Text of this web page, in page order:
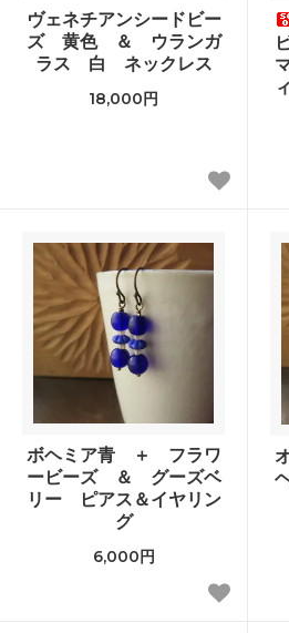
ヴェネチアンシードビー
ズ 黄色 ＆ ウランガ
ラス 白 ネックレス
18,000円
ボヘミア青 ＋ フラワ
ービーズ ＆ グーズベ
リー ピアス＆イヤリン
グ
6,000円